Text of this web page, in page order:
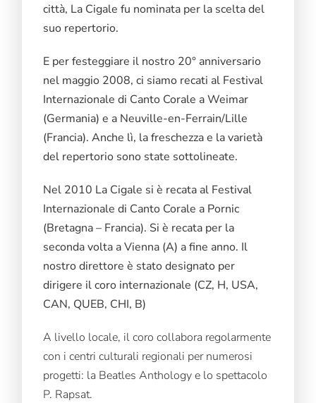
città, La Cigale fu nominata per la scelta del
suo repertorio.
E per festeggiare il nostro 20° anniversario
nel maggio 2008, ci siamo recati al Festival
Internazionale di Canto Corale a Weimar
(Germania) e a Neuville-en-Ferrain/Lille
(Francia). Anche lì, la freschezza e la varietà
del repertorio sono state sottolineate.
Nel 2010 La Cigale si è recata al Festival
Internazionale di Canto Corale a Pornic
(Bretagna – Francia). Si è recata per la
seconda volta a Vienna (A) a fine anno. Il
nostro direttore è stato designato per
dirigere il coro internazionale (CZ, H, USA,
CAN, QUEB, CHI, B)
A livello locale, il coro collabora regolarmente
con i centri culturali regionali per numerosi
progetti: la Beatles Anthology e lo spettacolo
P. Rapsat.